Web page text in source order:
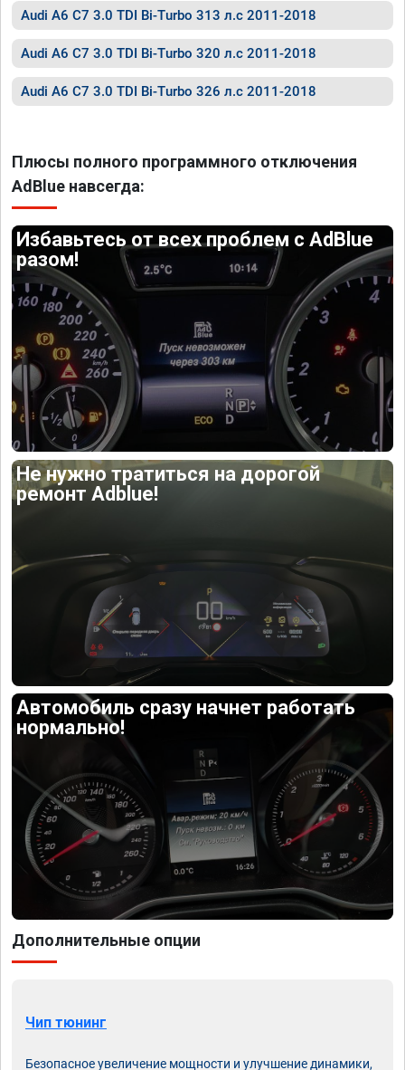
Audi A6 C7 3.0 TDI Bi-Turbo 313 л.с 2011-2018
Audi A6 C7 3.0 TDI Bi-Turbo 320 л.с 2011-2018
Audi A6 C7 3.0 TDI Bi-Turbo 326 л.с 2011-2018
Плюсы полного программного отключения
AdBlue навсегда:
Избавьтесь от всех проблем с AdBlue
разом!
Не нужно тратиться на дорогой
ремонт Adblue!
Автомобиль сразу начнет работать
нормально!
Дополнительные опции
Чип тюнинг
Безопасное увеличение мощности и улучшение динамики,